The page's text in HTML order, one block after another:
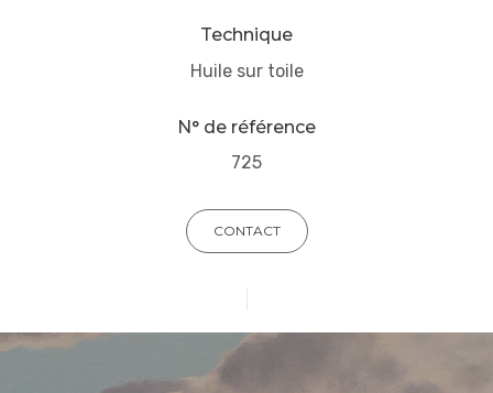
Technique
Huile sur toile
N° de référence
725
CONTACT